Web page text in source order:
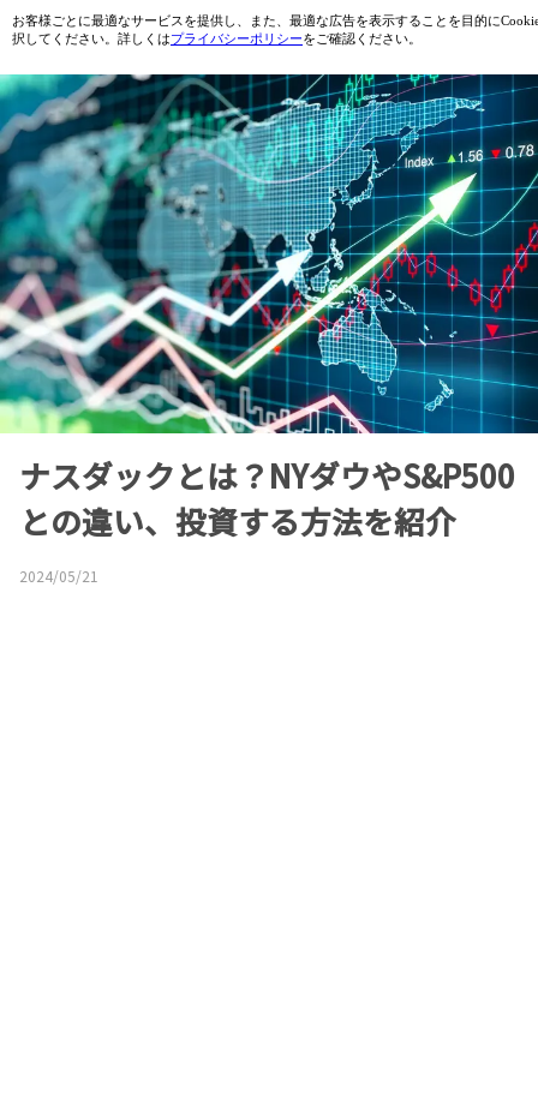
ナスダックとは？NYダウやS&P500
との違い、投資する方法を紹介
2024/05/21